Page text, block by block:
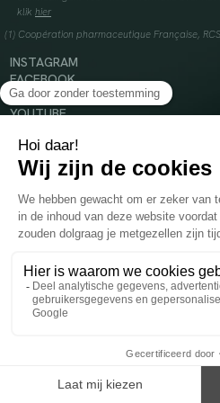
klik hier
(1) Coopération pharmaceutique Française,
INSTAGRAM
FACEBOOK
TIKTOK
YOUTUBE
Voedingssupplement dat moet worden
evenwichtige voeding en een gezonde
overschrijden. Enkel voor volwassenen,